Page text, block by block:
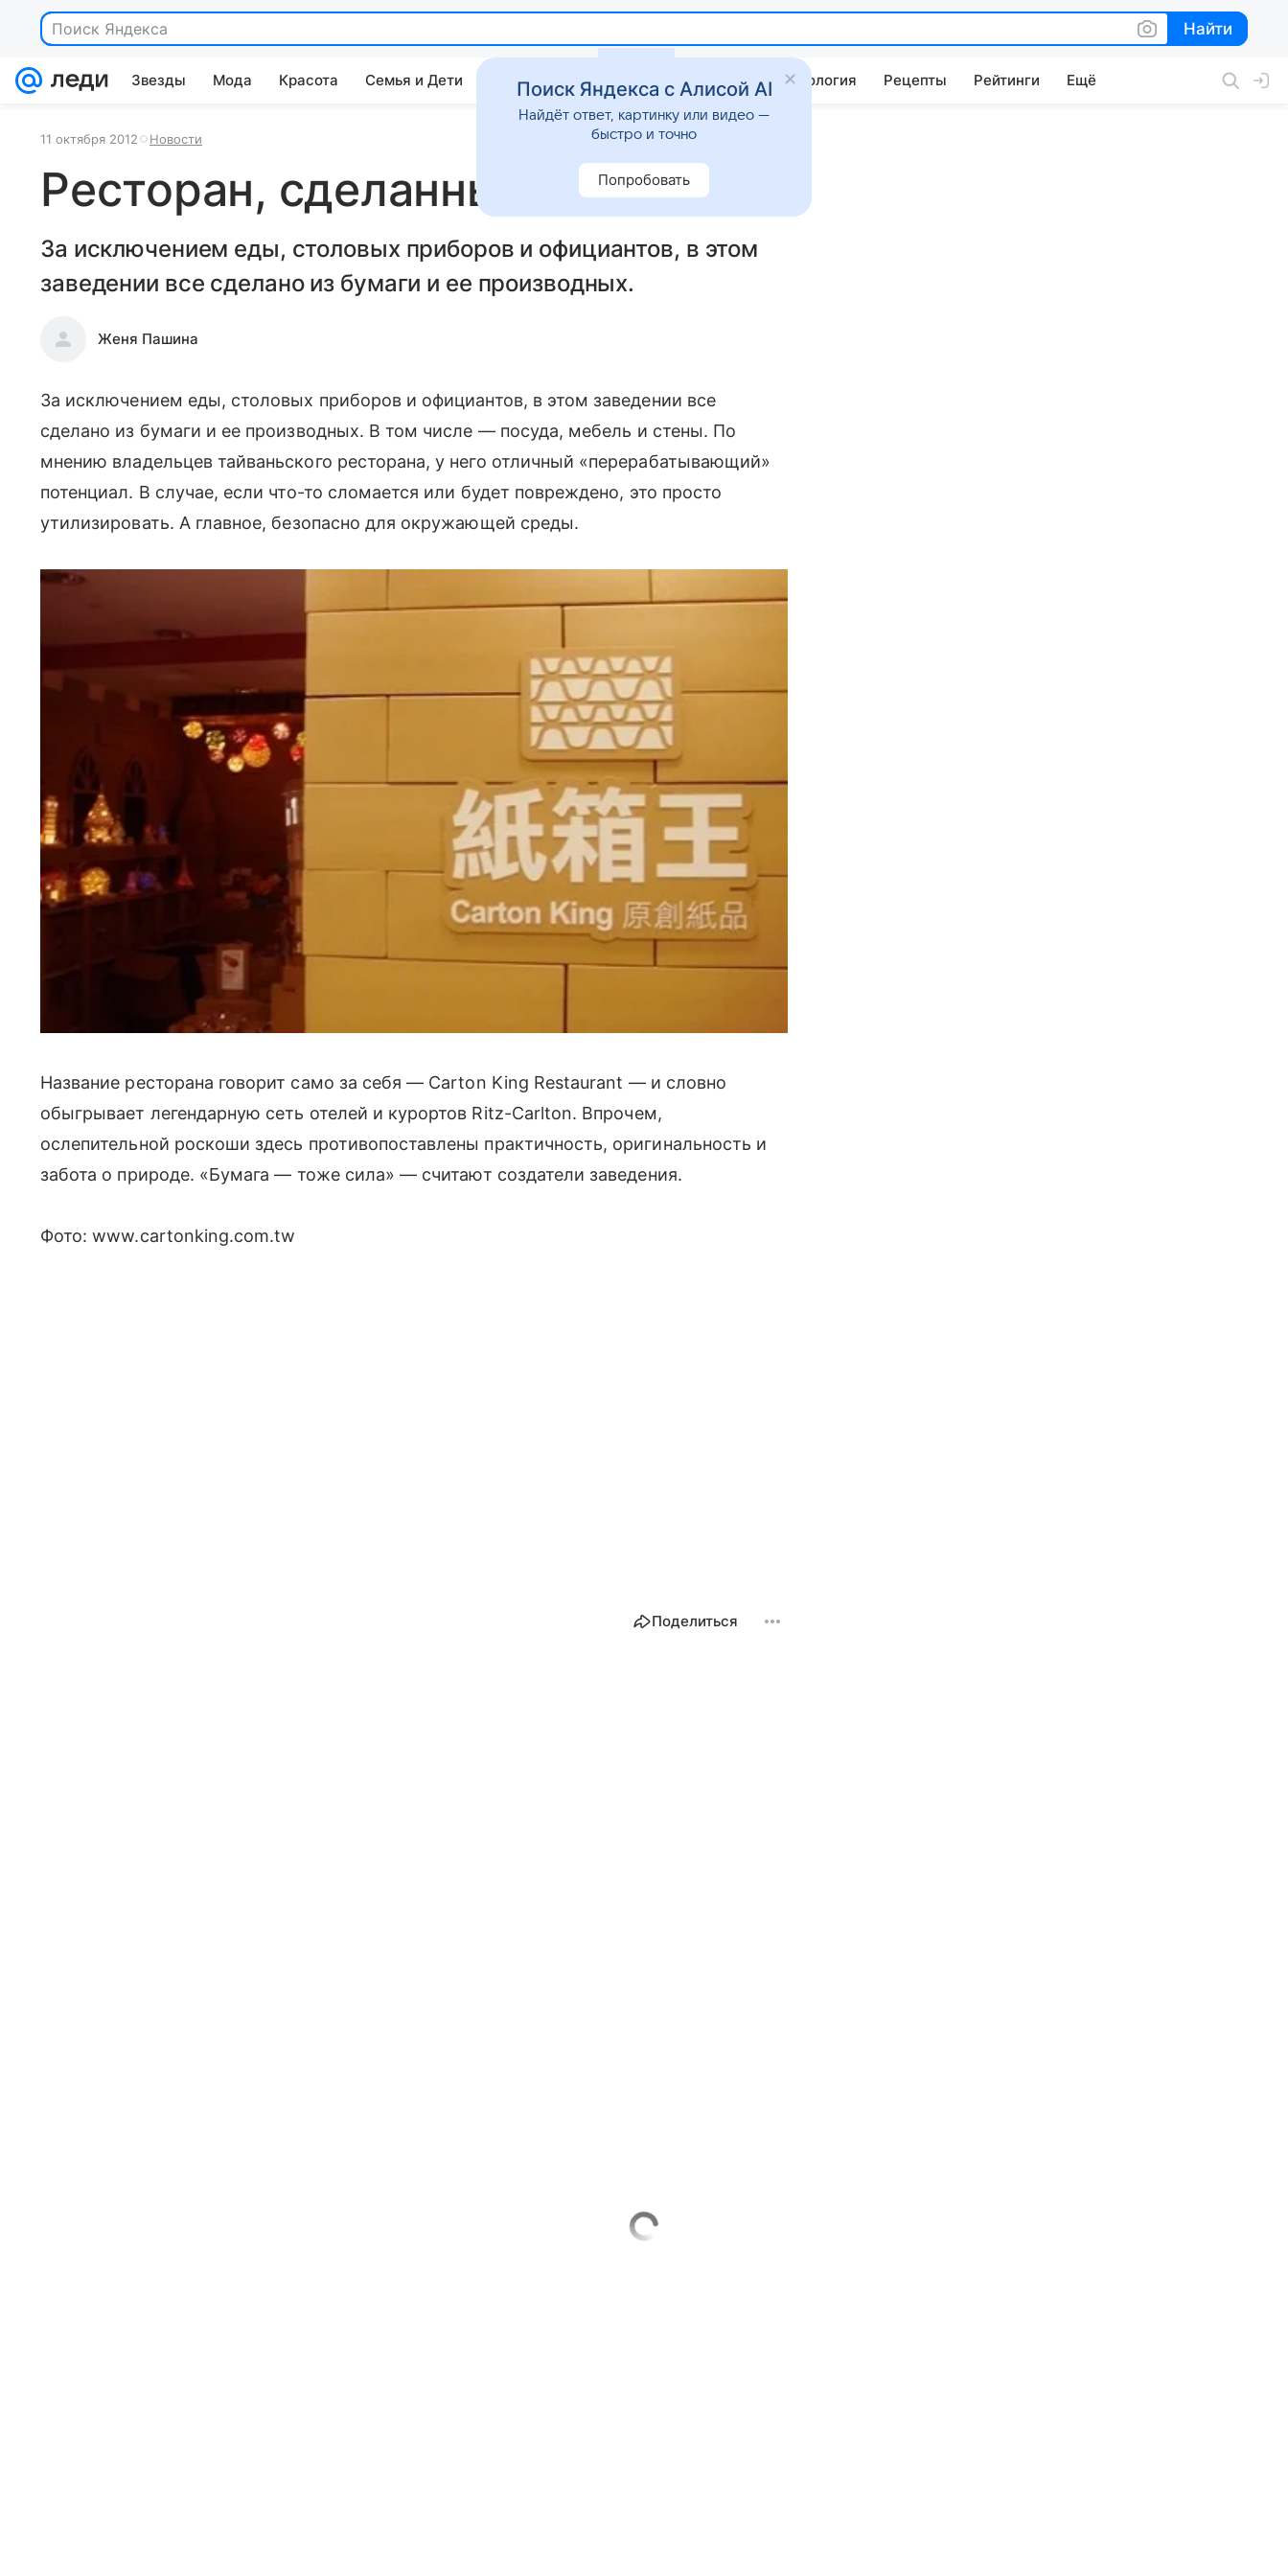
Поиск Яндекса Найти
Найти
Звезды Мода Красота Семья и Дети Дом Гороскопы Стиль жизни Психология Рецепты Рейтинги Ещё
11 октября 2012 Новости
Ресторан, сделанный из картона
За исключением еды, столовых приборов и официантов, в этом
заведении все сделано из бумаги и ее производных.
Женя Пашина
За исключением еды, столовых приборов и официантов, в этом заведении все
сделано из бумаги и ее производных. В том числе — посуда, мебель и стены. По
мнению владельцев тайваньского ресторана, у него отличный «перерабатывающий»
потенциал. В случае, если что-то сломается или будет повреждено, это просто
утилизировать. А главное, безопасно для окружающей среды.
Название ресторана говорит само за себя — Carton King Restaurant — и словно
обыгрывает легендарную сеть отелей и курортов Ritz-Carlton. Впрочем,
ослепительной роскоши здесь противопоставлены практичность, оригинальность и
забота о природе. «Бумага — тоже сила» — считают создатели заведения.
Фото: www.cartonking.com.tw
Поделиться
Поиск Яндекса с Алисой AI
Найдёт ответ, картинку или видео —
быстро и точно
Попробовать